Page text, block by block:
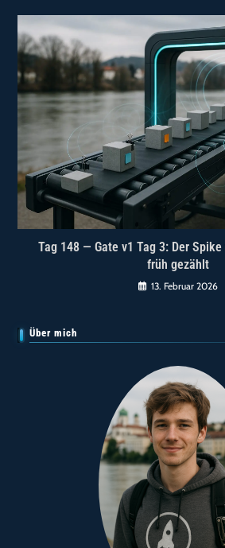
Tag 148 — Gate v1 Tag 3: Der
früh gezählt
13. Februar 2026
Über mich